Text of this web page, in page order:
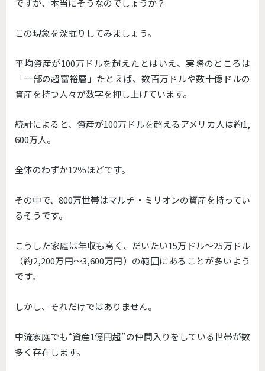
ですが、本当にそうなのでしょうか？
この現象を深掘りしてみましょう。
平均資産が100万ドルを超えたとはいえ、実際のところは
「一部の超富裕層」たとえば、数百万ドルや数十億ドルの
資産を持つ人々が数字を押し上げています。
統計によると、資産が100万ドルを超えるアメリカ人は約1,
600万人。
全体のわずか12％ほどです。
その中で、800万世帯はマルチ・ミリオンの資産を持ってい
るそうです。
こうした家庭は年収も高く、だいたい15万ドル～25万ドル
（約2,200万円～3,600万円）の範囲にあることが多いよう
です。
しかし、それだけではありません。
中流家庭でも“資産1億円超”の仲間入りをしている世帯が数
多く存在します。